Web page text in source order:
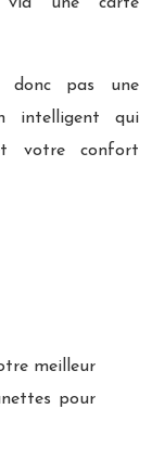
donc pas une
intelligent qui
votre confort
meilleur
pour